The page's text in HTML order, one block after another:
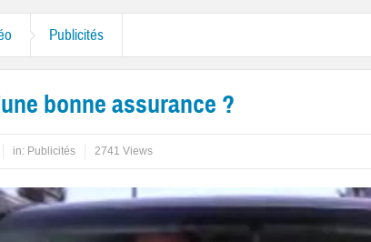
Publicités
bonne assurance ?
in: Publicités 2741 Views